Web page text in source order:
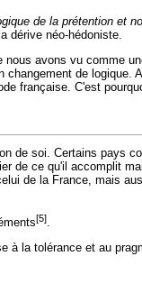
de la prétention et
dérive néo-hédoniste.
avons vu comme
de logique.
française. C'est
de soi. Certains pays
de ce qu'il accomplit
de la France, mais
[5].
à la tolérance et au